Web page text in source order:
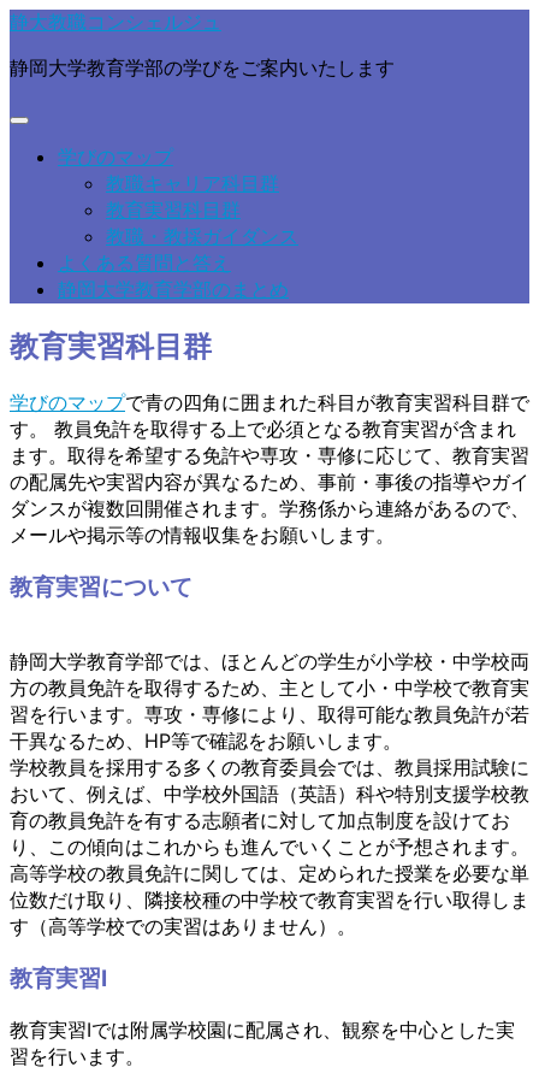
静大教職コンシェルジュ
静岡大学教育学部の学びをご案内いたします
学びのマップ
教職キャリア科目群
教育実習科目群
教職・教採ガイダンス
よくある質問と答え
静岡大学教育学部のまとめ
教育実習科目群
学びのマップで青の四角に囲まれた科目が教育実習科目群で
す。 教員免許を取得する上で必須となる教育実習が含まれ
ます。取得を希望する免許や専攻・専修に応じて、教育実習
の配属先や実習内容が異なるため、事前・事後の指導やガイ
ダンスが複数回開催されます。学務係から連絡があるので、
メールや掲示等の情報収集をお願いします。
教育実習について
静岡大学教育学部では、ほとんどの学生が小学校・中学校両
方の教員免許を取得するため、主として小・中学校で教育実
習を行います。専攻・専修により、取得可能な教員免許が若
干異なるため、HP等で確認をお願いします。
学校教員を採用する多くの教育委員会では、教員採用試験に
おいて、例えば、中学校外国語（英語）科や特別支援学校教
育の教員免許を有する志願者に対して加点制度を設けてお
り、この傾向はこれからも進んでいくことが予想されます。
高等学校の教員免許に関しては、定められた授業を必要な単
位数だけ取り、隣接校種の中学校で教育実習を行い取得しま
す（高等学校での実習はありません）。
教育実習Ⅰ
教育実習Ⅰでは附属学校園に配属され、観察を中心とした実
習を行います。